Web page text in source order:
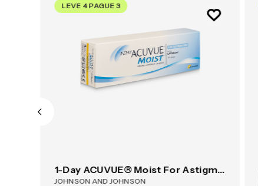
LEVE 4 PAGUE 3
1-Day ACUVUE® Moist For Astigmatism 30
JOHNSON AND JOHNSON